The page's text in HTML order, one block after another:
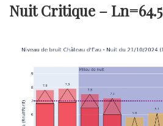
Nuit Critique – Ln=64.5